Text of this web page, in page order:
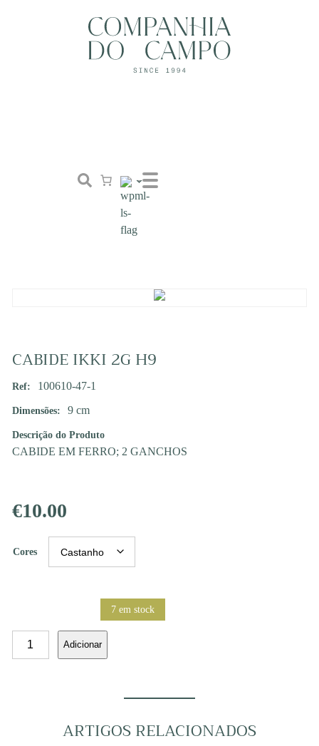
CABIDE IKKI 2G H9
Ref: 100610-47-1
Dimensões: 9 cm
Descrição do Produto
CABIDE EM FERRO; 2 GANCHOS
€10.00
Cores
7 em stock
Adicionar
ARTIGOS RELACIONADOS